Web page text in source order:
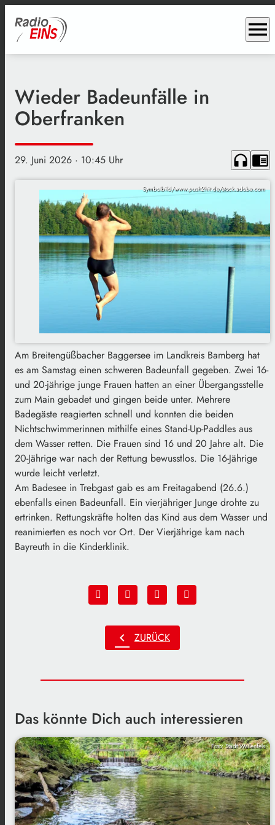
menu
Wieder Badeunfälle in
Oberfranken
29. Juni 2026 · 10:45 Uhr headphones chrome_reader_mode
Symbolbild/www.push2hit.de/stock.adobe.com
Am Breitengüßbacher Baggersee im Landkreis Bamberg hat
es am Samstag einen schweren Badeunfall gegeben. Zwei 16-
und 20-jährige junge Frauen hatten an einer Übergangsstelle
zum Main gebadet und gingen beide unter. Mehrere
Badegäste reagierten schnell und konnten die beiden
Nichtschwimmerinnen mithilfe eines Stand-Up-Paddles aus
dem Wasser retten. Die Frauen sind 16 und 20 Jahre alt. Die
20-Jährige war nach der Rettung bewusstlos. Die 16-Jährige
wurde leicht verletzt.
Am Badesee in Trebgast gab es am Freitagabend (26.6.)
ebenfalls einen Badeunfall. Ein vierjähriger Junge drohte zu
ertrinken. Rettungskräfte holten das Kind aus dem Wasser und
reanimierten es noch vor Ort. Der Vierjährige kam nach
Bayreuth in die Kinderklinik.
chevron_left ZURÜCK
Das könnte Dich auch interessieren
Foto: Stadt Wallenfels